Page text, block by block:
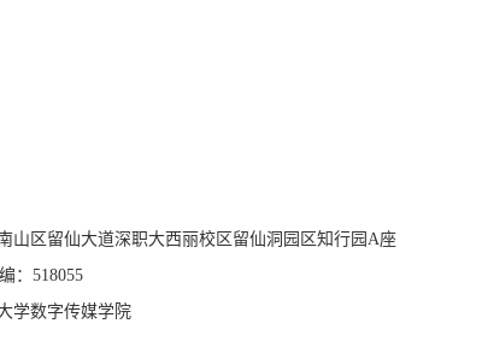
山区留仙大道深职大西丽校区留仙洞园区知行园A座
：518055
学数字传媒学院